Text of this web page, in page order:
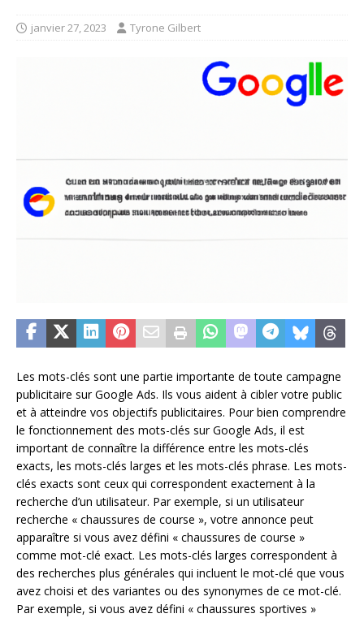
janvier 27, 2023 Tyrone Gilbert
Les mots-clés sont une partie importante de toute campagne
publicitaire sur Google Ads. Ils vous aident à cibler votre public
et à atteindre vos objectifs publicitaires. Pour bien comprendre
le fonctionnement des mots-clés sur Google Ads, il est
important de connaître la différence entre les mots-clés
exacts, les mots-clés larges et les mots-clés phrase. Les mots-
clés exacts sont ceux qui correspondent exactement à la
recherche d’un utilisateur. Par exemple, si un utilisateur
recherche « chaussures de course », votre annonce peut
apparaître si vous avez défini « chaussures de course »
comme mot-clé exact. Les mots-clés larges correspondent à
des recherches plus générales qui incluent le mot-clé que vous
avez choisi et des variantes ou des synonymes de ce mot-clé.
Par exemple, si vous avez défini « chaussures sportives »